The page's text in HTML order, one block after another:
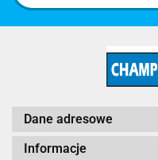
Dane adresowe
Informacje